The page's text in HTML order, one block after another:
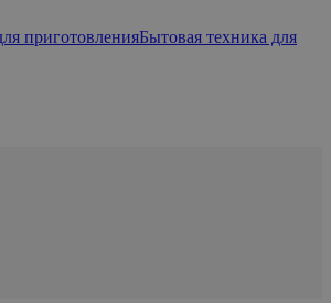
приготовленияБытовая техника для